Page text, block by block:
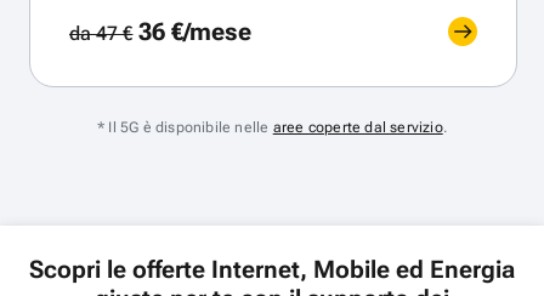
da 47 €36 €/mese
* Il 5G è disponibile nelle aree coperte dal servizio.
Scopri le offerte Internet, Mobile ed Energia